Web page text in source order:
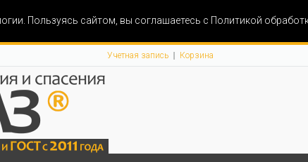
Пользуясь сайтом, вы соглашаетесь с Политикой
Учетная запись Корзина